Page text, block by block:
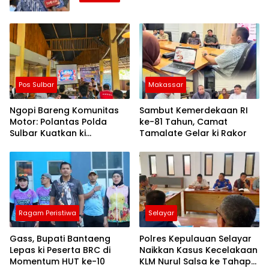
Pos Sulbar
Ngopi Bareng Komunitas
Motor: Polantas Polda
Sulbar Kuatkan ki
Keselamatan
Makassar
Sambut Kemerdekaan RI
ke-81 Tahun, Camat
Tamalate Gelar ki Rakor
Ragam Peristiwa
Gass, Bupati Bantaeng
Lepas ki Peserta BRC di
Momentum HUT ke-10
Selayar
Polres Kepulauan Selayar
Naikkan Kasus Kecelakaan
KLM Nurul Salsa ke Tahap